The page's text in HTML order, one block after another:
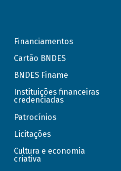
Financiamentos
Cartão BNDES
BNDES Finame
Instituições financeiras
credenciadas
Patrocínios
Licitações
Cultura e economia
criativa